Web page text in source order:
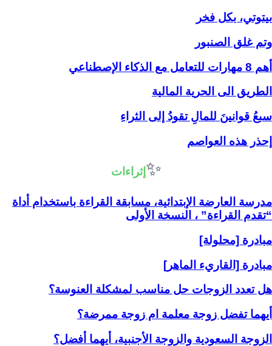
بيتوتي، بكل فخر
وتم غلق الصنبور
أهم 8 مهارات للتعامل مع الذكاء الإصطناعي
الطريق الى الحرية المالية
سبعُ قوانينَ للمالِ تقودُ إلى الثراءِ
إحذر هذه العواصم
✨إثراءات
مدرسة العارضة الإبتدائية، مسابقة القراءة باستخدام أداة
“تقدم القراءة” ، النسخة الأولى
مبادرة [محلولة]
مبادرة [القاريء الماهر]
هل تعدد الزوجات حل مناسب لمشكلة العنوسة؟
أيهما تفضل زوجة معلمة ام زوجة ممرضة؟
الزوجة السعودية والزوجة الأجنبية، أيهما أفضل؟